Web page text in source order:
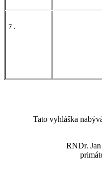
7.
Tato vyhláška
RNDr.